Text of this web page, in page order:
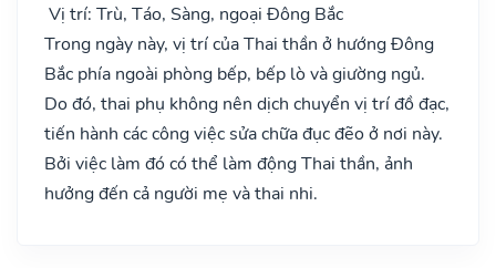
Vị trí: Trù, Táo, Sàng, ngoại Đông Bắc
Trong ngày này, vị trí của Thai thần ở hướng Đông
Bắc phía ngoài phòng bếp, bếp lò và giường ngủ.
Do đó, thai phụ không nên dịch chuyển vị trí đồ đạc,
tiến hành các công việc sửa chữa đục đẽo ở nơi này.
Bởi việc làm đó có thể làm động Thai thần, ảnh
hưởng đến cả người mẹ và thai nhi.